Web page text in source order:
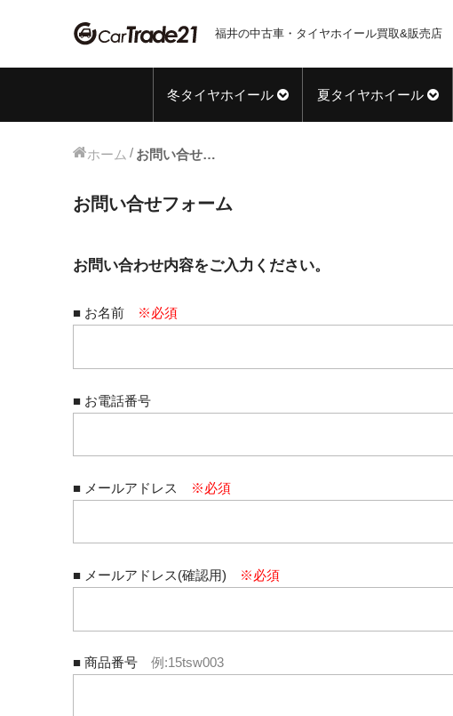
福井の中古車・タイヤホイール買取&販売店
冬タイヤホイール 夏タイヤホイール
ホーム お問い合せフォーム
お問い合せフォーム
お問い合わせ内容をご入力ください。
■ お名前 ※必須
■ お電話番号
■ メールアドレス ※必須
■ メールアドレス(確認用) ※必須
■ 商品番号 例:15tsw003